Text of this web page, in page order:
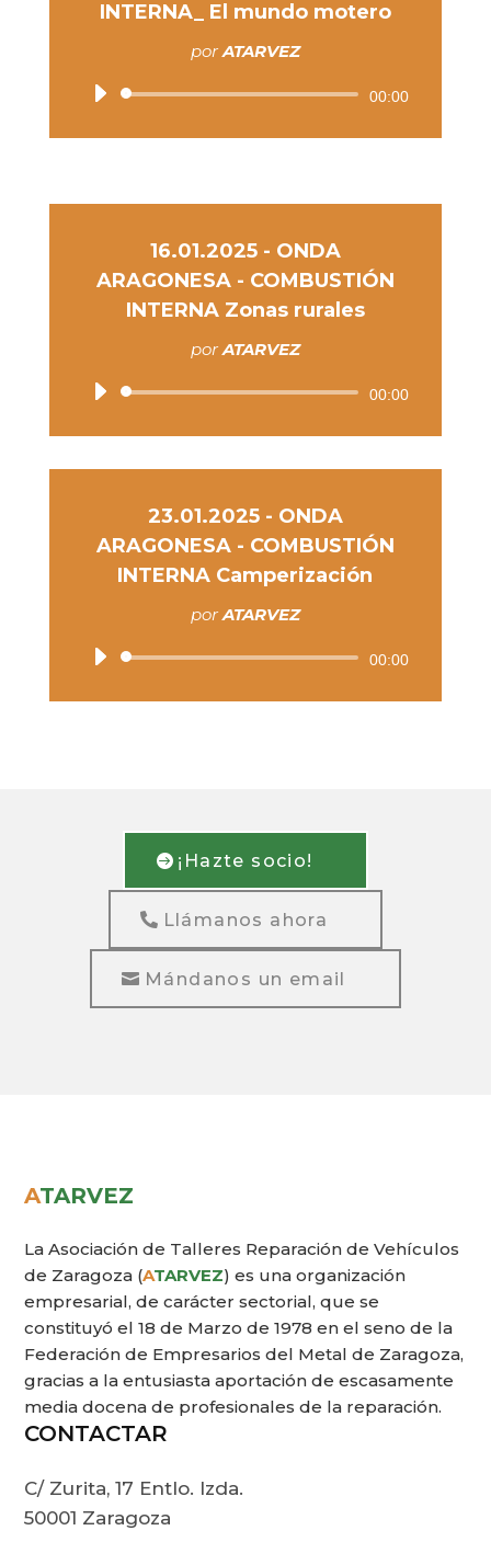
INTERNA_ El mundo motero
porATARVEZ
Reproductor
00:00
16.01.2025 - ONDA
ARAGONESA - COMBUSTIÓN
INTERNA Zonas rurales
porATARVEZ
Reproductor
00:00
23.01.2025 - ONDA
ARAGONESA - COMBUSTIÓN
INTERNA Camperización
porATARVEZ
Reproductor
00:00
¡Hazte socio!
Llámanos ahora
Mándanos un email
ATARVEZ
La Asociación de Talleres Reparación de Vehículos
de Zaragoza (ATARVEZ) es una organización
empresarial, de carácter sectorial, que se
constituyó el 18 de Marzo de 1978 en el seno de la
Federación de Empresarios del Metal de Zaragoza,
gracias a la entusiasta aportación de escasamente
media docena de profesionales de la reparación.
CONTACTAR
C/ Zurita, 17 Entlo. Izda.
50001 Zaragoza